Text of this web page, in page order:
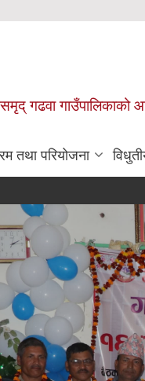
गढवा गाउँपालिकाको
तथा परियोजना